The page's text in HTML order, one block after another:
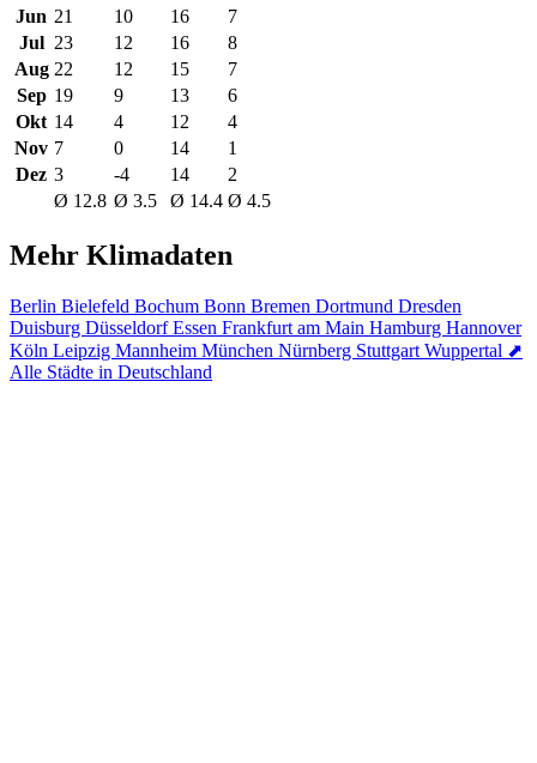
Jun 21 10 16
7
Jul 23 12 16
8
Aug 22 12 15
7
Sep 19 9 13
6
Okt 14 4 12
4
Nov 7 0 14
1
Dez 3 -4 14
2
Ø 12.8 Ø 3.5 Ø 14.4 Ø 4.5
Mehr Klimadaten
Berlin Bielefeld Bochum Bonn Bremen Dortmund Dresden
Duisburg DüsseldorfEssen Frankfurt am Main Hamburg Hannover
Köln Leipzig Mannheim München Nürnberg Stuttgart Wuppertal ⬈
Alle Städte in Deutschland